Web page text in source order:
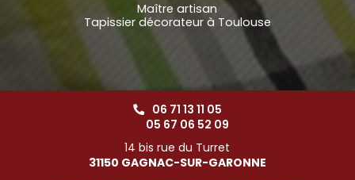
Maître artisan
Tapissier décorateur à Toulouse
06 71 13 11 05
05 67 06 52 09
14 bis rue du Turret
31150 GAGNAC-SUR-GARONNE